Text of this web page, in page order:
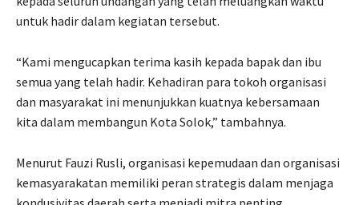
untuk hadir dalam kegiatan tersebut.
“Kami mengucapkan terima kasih kepada bapak dan ibu
semua yang telah hadir. Kehadiran para tokoh organisasi
dan masyarakat ini menunjukkan kuatnya kebersamaan
kita dalam membangun Kota Solok,” tambahnya.
Menurut Fauzi Rusli, organisasi kepemudaan dan organisasi
kemasyarakatan memiliki peran strategis dalam menjaga